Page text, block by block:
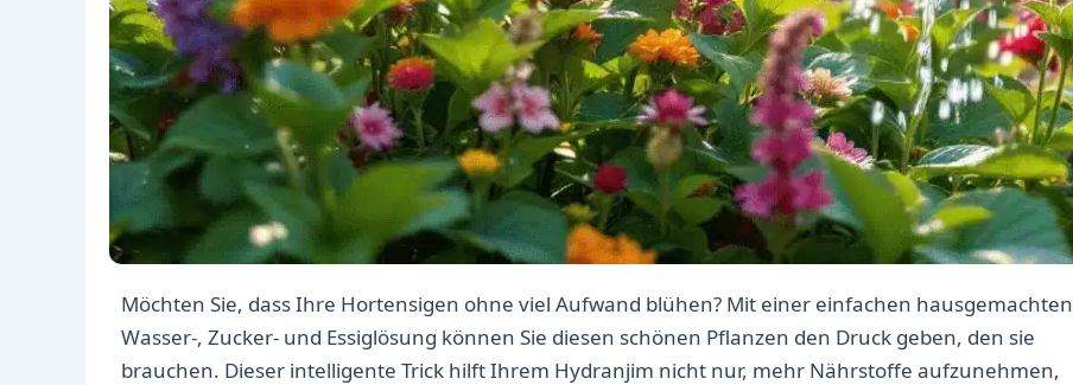
Möchten Sie, dass Ihre Hortensigen ohne viel Aufwand blühen? Mit einer einfachen hausgemachten
Wasser-, Zucker- und Essiglösung können Sie diesen schönen Pflanzen den Druck geben, den sie
brauchen. Dieser intelligente Trick hilft Ihrem Hydranjim nicht nur, mehr Nährstoffe aufzunehmen,